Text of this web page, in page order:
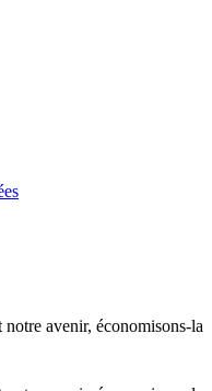
notre avenir, économisons-la